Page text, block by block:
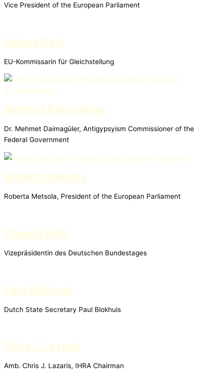
Vice President of the European Parliament
Helena Dalli
EU-Kommissarin für Gleichstellung
Mehmet Daimagüler
Dr. Mehmet Daimagüler, Antigypsyism Commissioner of the
Federal Government
Roberta Metsola
Roberta Metsola, President of the European Parliament
Claudia Roth
Vizepräsidentin des Deutschen Bundestages
Paul Blokhuis
Dutch State Secretary Paul Blokhuis
Chris J. Lazaris
Amb. Chris J. Lazaris, IHRA Chairman